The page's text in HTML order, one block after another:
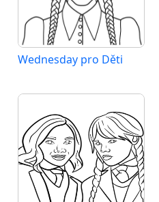
Wednesday pro Děti